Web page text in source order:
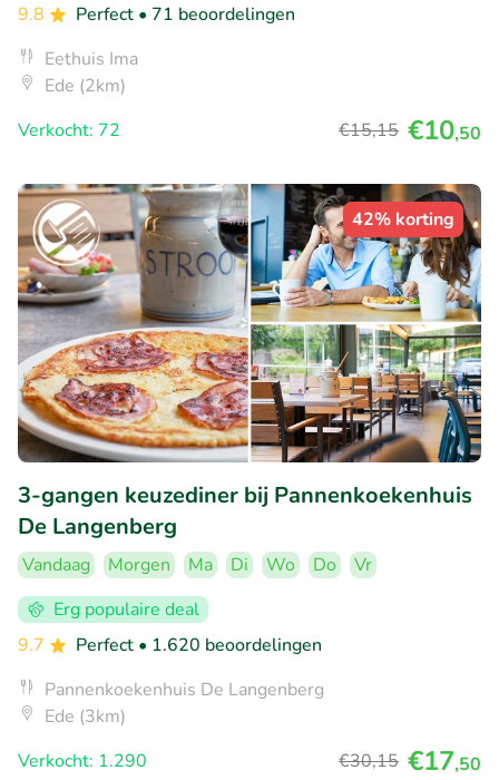
9.8
Perfect • 71 beoordelingen
Eethuis Ima
Ede (2km)
Verkocht: 72
€15,15 €10,50
42% korting
3-gangen keuzediner bij Pannenkoekenhuis
De Langenberg
Vandaag Morgen Ma Di Wo Do
Vr
Erg populaire deal
9.7
Perfect • 1.620 beoordelingen
Pannenkoekenhuis De Langenberg
Ede (3km)
Verkocht: 1.290
€30,15 €17,50